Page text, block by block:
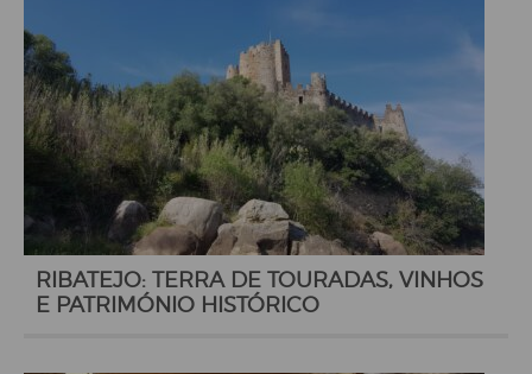
RIBATEJO: TERRA DE TOURADAS, VINHOS
E PATRIMÓNIO HISTÓRICO